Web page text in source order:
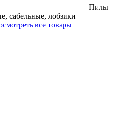
Пилы
сабельные, лобзики
все товары